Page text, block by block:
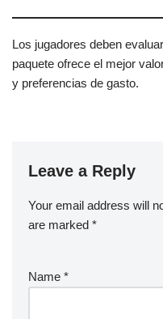
Los jugadores deben
paquete ofrece el mejor
y preferencias de gasto.
Leave a Reply
Your email address will
are marked *
Name *